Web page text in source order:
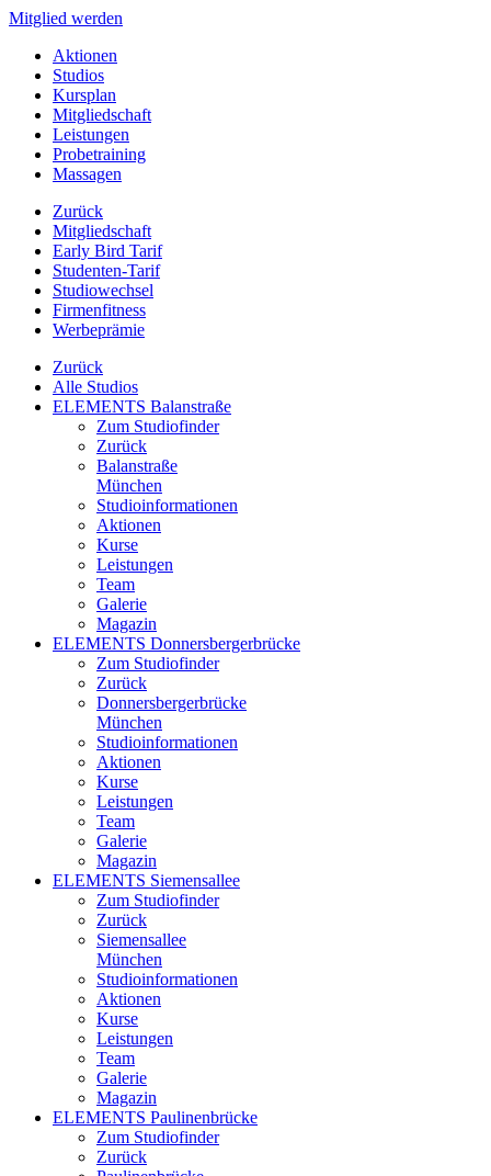
Mitglied werden
Aktionen
Studios
Kursplan
Mitgliedschaft
Leistungen
Probetraining
Massagen
Zurück
Mitgliedschaft
Early Bird Tarif
Studenten-Tarif
Studiowechsel
Firmenfitness
Werbeprämie
Zurück
Alle Studios
ELEMENTS Balanstraße
Zum Studiofinder
Zurück
Balan­straße
München
Studioinformationen
Aktionen
Kurse
Leistungen
Team
Galerie
Magazin
ELEMENTS Donnersbergerbrücke
Zum Studiofinder
Zurück
Donners­berger­brücke
München
Studioinformationen
Aktionen
Kurse
Leistungen
Team
Galerie
Magazin
ELEMENTS Siemensallee
Zum Studiofinder
Zurück
Siemens­allee
München
Studioinformationen
Aktionen
Kurse
Leistungen
Team
Galerie
Magazin
ELEMENTS Paulinenbrücke
Zum Studiofinder
Zurück